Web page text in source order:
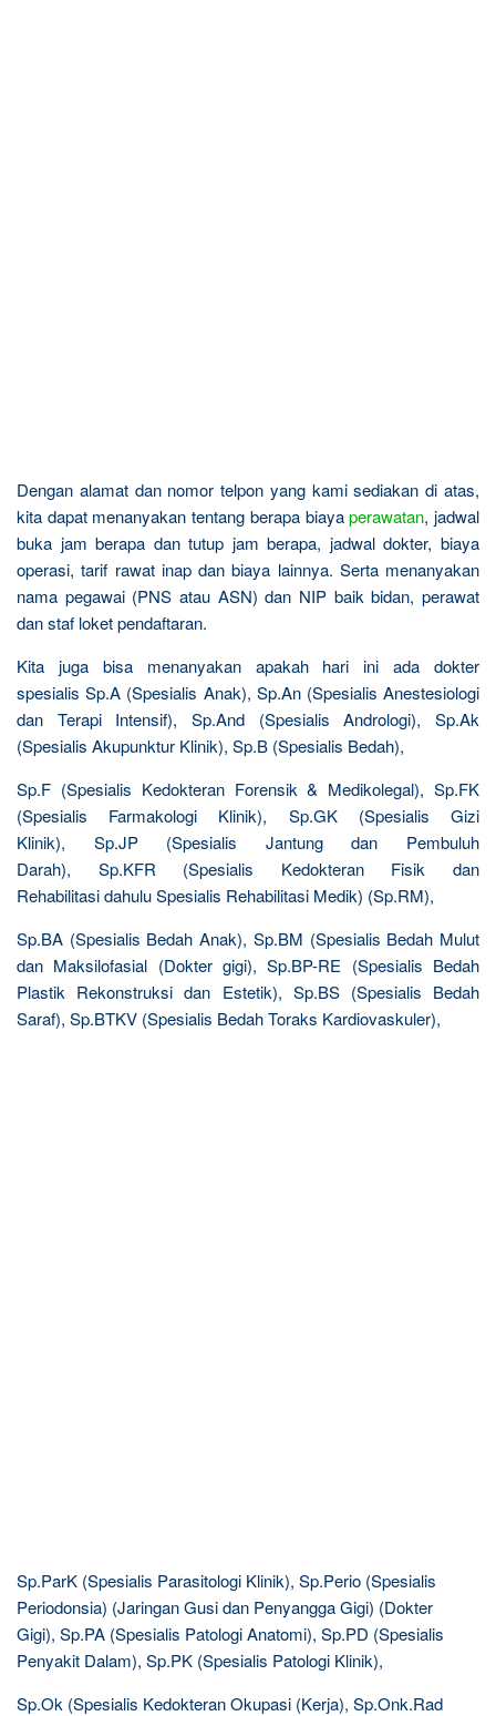
Dengan alamat dan nomor telpon yang kami sediakan di atas,
kita dapat menanyakan tentang berapa biayaperawatan, jadwal
buka jam berapa dan tutup jam berapa, jadwal dokter, biaya
operasi, tarif rawat inap dan biaya lainnya. Serta menanyakan
nama pegawai (PNS atau ASN) dan NIP baik bidan, perawat
dan staf loket pendaftaran.
Kita juga bisa menanyakan apakah hari ini ada dokter
spesialis Sp.A (Spesialis Anak), Sp.An (Spesialis Anestesiologi
dan Terapi Intensif), Sp.And (Spesialis Andrologi), Sp.Ak
(Spesialis Akupunktur Klinik), Sp.B (Spesialis Bedah),
Sp.F (Spesialis Kedokteran Forensik & Medikolegal), Sp.FK
(Spesialis Farmakologi Klinik), Sp.GK (Spesialis Gizi
Klinik), Sp.JP (Spesialis Jantung dan Pembuluh
Darah), Sp.KFR (Spesialis Kedokteran Fisik dan
Rehabilitasi dahulu Spesialis Rehabilitasi Medik) (Sp.RM),
Sp.BA (Spesialis Bedah Anak), Sp.BM (Spesialis Bedah Mulut
dan Maksilofasial (Dokter gigi), Sp.BP-RE (Spesialis Bedah
Plastik Rekonstruksi dan Estetik), Sp.BS (Spesialis Bedah
Saraf), Sp.BTKV (Spesialis Bedah Toraks Kardiovaskuler),
Sp.ParK (Spesialis Parasitologi Klinik), Sp.Perio (Spesialis
Periodonsia) (Jaringan Gusi dan Penyangga Gigi) (Dokter
Gigi), Sp.PA (Spesialis Patologi Anatomi), Sp.PD (Spesialis
Penyakit Dalam), Sp.PK (Spesialis Patologi Klinik),
Sp.Ok (Spesialis Kedokteran Okupasi (Kerja), Sp.Onk.Rad